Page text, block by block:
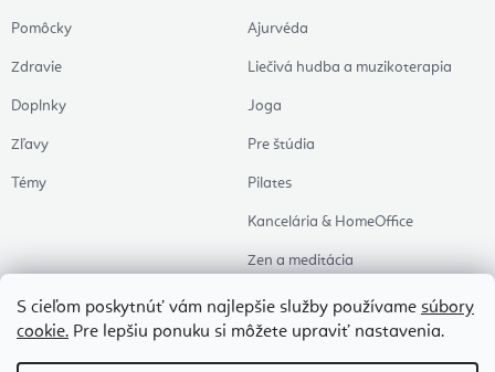
S cieľom poskytnúť vám najlepšie služby používame súbory
cookie. Pre lepšiu ponuku si môžete upraviť nastavenia.
Pomôcky
Zdravie
Doplnky
Zľavy
Témy
Ajurvéda
Liečivá hudba a muzikoterapia
Joga
Pre štúdia
Pilates
Kancelária & HomeOffice
Zen a meditácia
Aromaterapia
Zdravý spánok